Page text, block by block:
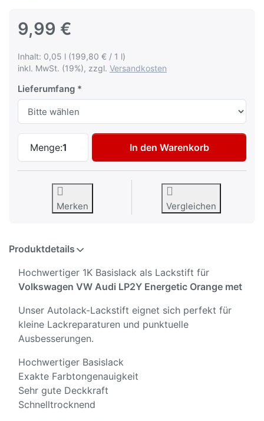
9,99 €
Inhalt: 0,05 l (199,80 € / 1 l)
inkl. MwSt. (19%), zzgl. Versandkosten
Lieferumfang
Menge:1
Autolack Lackstift für Volkswagen VW
In den Warenkorb
Merken Vergleichen
Produktdetails
Hochwertiger 1K Basislack als Lackstift für
Volkswagen VW Audi LP2Y Energetic Orange met
Unser Autolack-Lackstift eignet sich perfekt für
kleine Lackreparaturen und punktuelle
Ausbesserungen.
Hochwertiger Basislack
Exakte Farbtongenauigkeit
Sehr gute Deckkraft
Schnelltrocknend